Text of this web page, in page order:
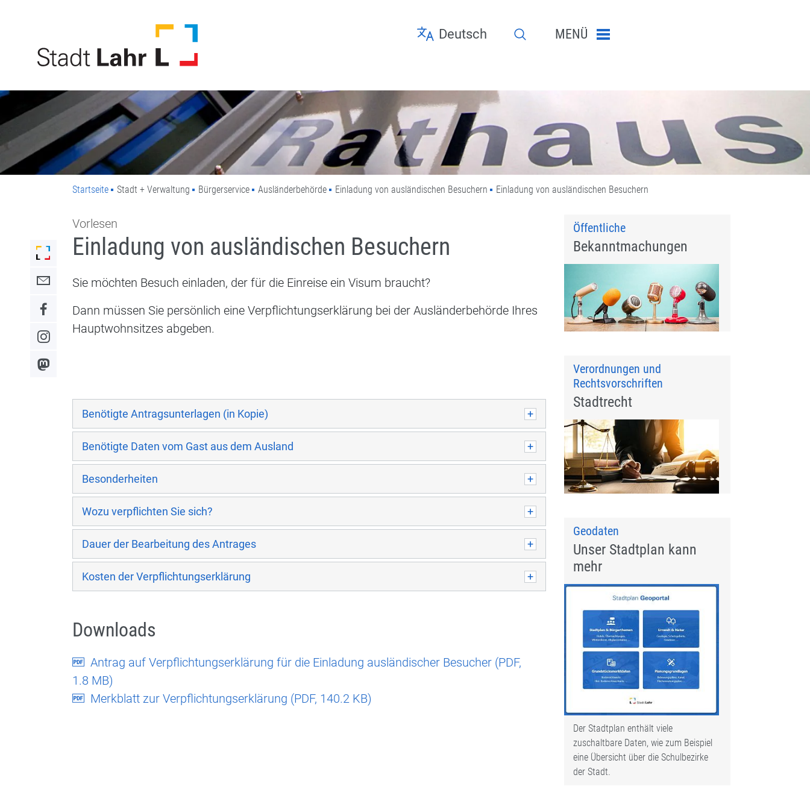
Sprache wählen
Deutsch Seiten-Suche abschicken
MENÜ Menü schließen
Link zur Startseite der Stadt Lahr
Link zum Kontaktformular
Link zum Facebook-Auftritt
Link zum Instagram-Auftritt
Link zum Mastodon-Kanal
Startseite Stadt + Verwaltung Bürgerservice Ausländerbehörde Einladung von ausländischen Besuchern Einladung von ausländischen Besuchern
Vorlesen
Einladung von ausländischen Besuchern
Sie möchten Besuch einladen, der für die Einreise ein Visum braucht?
Dann müssen Sie persönlich eine Verpflichtungserklärung bei der Ausländerbehörde Ihres
Hauptwohnsitzes abgeben.
Benötigte Antragsunterlagen (in Kopie)
Benötigte Daten vom Gast aus dem Ausland
Besonderheiten
Wozu verpflichten Sie sich?
Dauer der Bearbeitung des Antrages
Kosten der Verpflichtungserklärung
Downloads
Antrag auf Verpflichtungserklärung für die Einladung ausländischer Besucher (PDF,
1.8 MB)
Merkblatt zur Verpflichtungserklärung (PDF, 140.2 KB)
Öffentliche
Bekanntmachungen
Verordnungen und
Rechtsvorschriften
Stadtrecht
Geodaten
Unser Stadtplan kann
mehr
Der Stadtplan enthält viele
zuschaltbare Daten, wie zum Beispiel
eine Übersicht über die Schulbezirke
der Stadt.